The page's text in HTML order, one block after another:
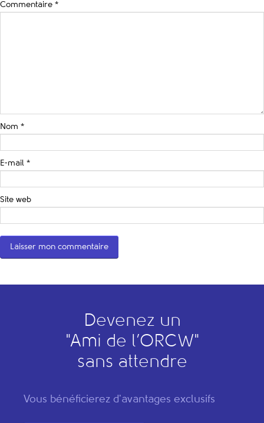
Commentaire *
Nom *
E-mail *
Site web
Devenez un
"Ami de l’ORCW"
sans attendre
Vous bénéficierez d'avantages exclusifs